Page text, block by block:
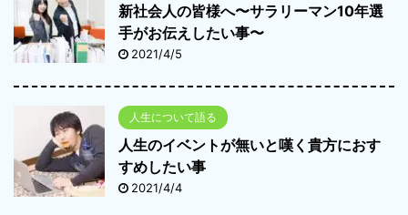
新社会人の皆様へ〜サラリーマン10年選
手がお伝えしたい事〜
2021/4/5
人生について語る
人生のイベントが無いと嘆く貴方におす
すめしたい事
2021/4/4